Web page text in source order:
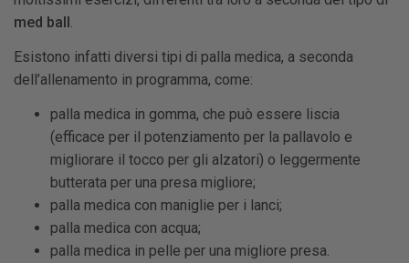
med ball.
Esistono infatti diversi tipi di palla medica, a seconda
dell’allenamento in programma, come:
palla medica in gomma, che può essere liscia
(efficace per il potenziamento per la pallavolo e
migliorare il tocco per gli alzatori) o leggermente
butterata per una presa migliore;
palla medica con maniglie per i lanci;
palla medica con acqua;
palla medica in pelle per una migliore presa.